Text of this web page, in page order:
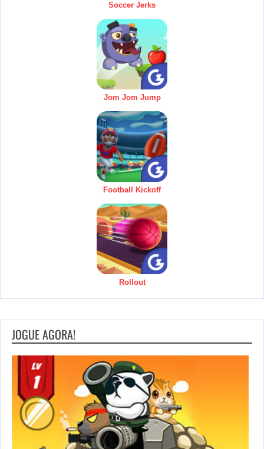
Soccer Jerks
Jom Jom Jump
Football Kickoff
Rollout
JOGUE AGORA!